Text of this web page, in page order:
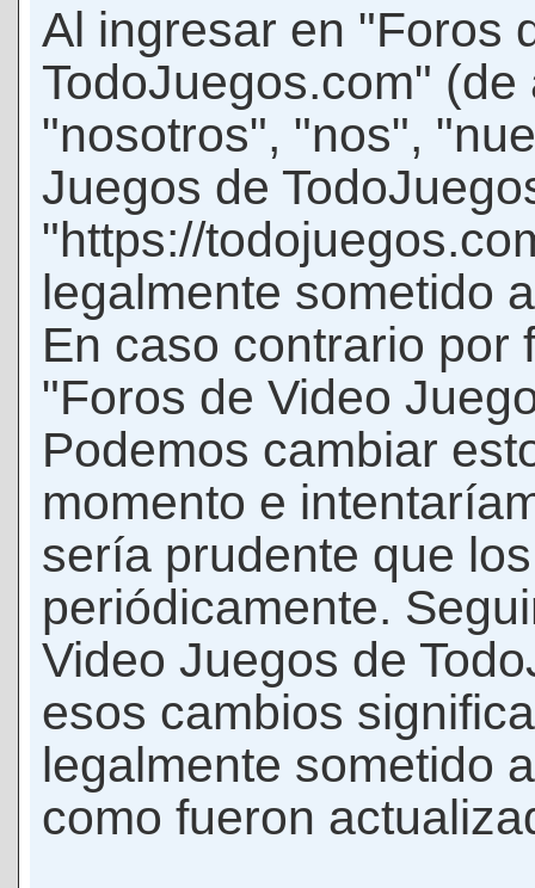
Al ingresar en "Foros
TodoJuegos.com"
"nosotros", "nos",
Juegos de
"https://
legalmente sometido
En caso contrario por
"Foros de Video
Podemos cambiar
momento e
sería prudente que
periódicamente.
Video Juegos de
esos cambios
legalmente sometido
como fueron